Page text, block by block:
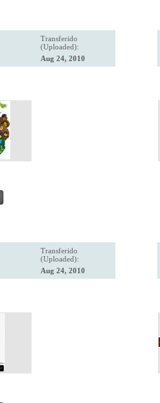
Transferido
(Uploaded):
Aug 24, 2010
Transferido
(Uploaded):
Aug 24, 2010